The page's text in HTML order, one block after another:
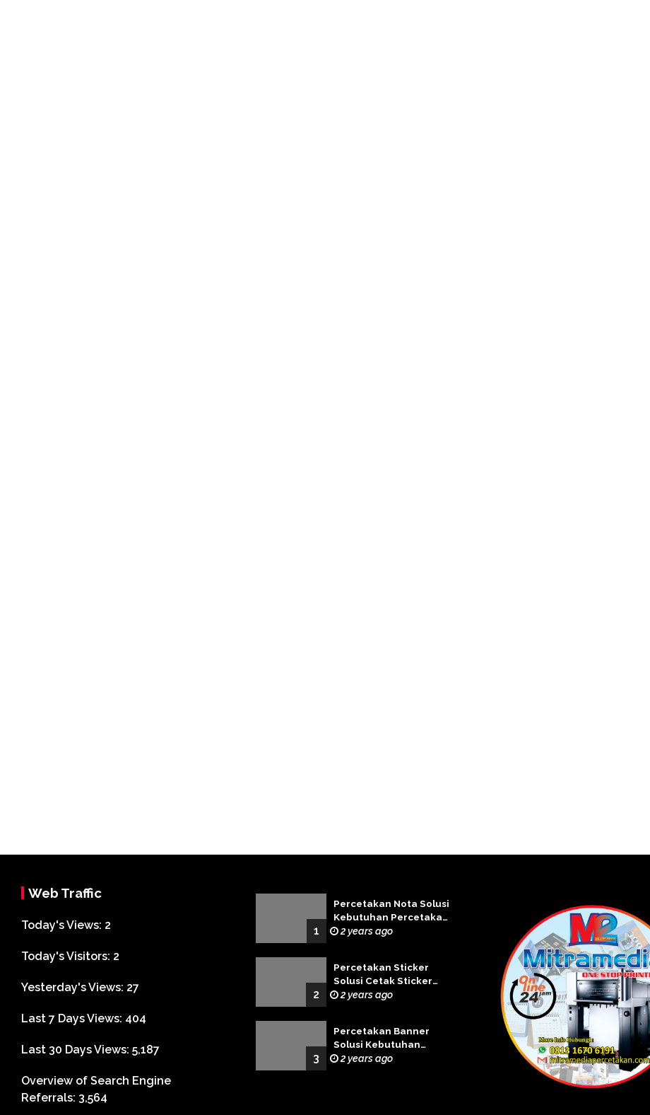
Web Traffic
Today's Views: 2
Today's Visitors: 2
Yesterday's Views: 27
Last 7 Days Views: 404
Last 30 Days Views: 5,187
Overview of Search Engine
Referrals: 3,564
1
Percetakan Nota Solusi
Kebutuhan Percetakan
Terbaik
2 years ago
2
Percetakan Sticker
Solusi Cetak Sticker
Profesional
2 years ago
3
Percetakan Banner
Solusi Kebutuhan
Cetak Banner Terbaik
2 years ago